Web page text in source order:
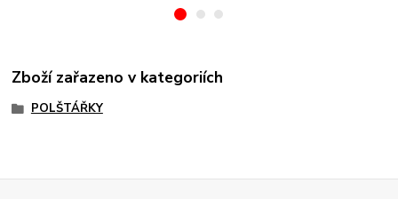
Zboží zařazeno v kategoriích
POLŠTÁŘKY